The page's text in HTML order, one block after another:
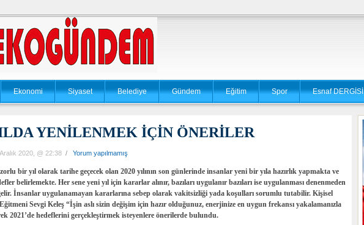
Ekonomi Siyaset Belediye Gündem Eğitim Spor Esnaf DERGİSİ
YENİLENMEK İÇİN ÖNERİLER
2020, @ 22:38 / Yorum yapılmamış
bir yıl olarak tarihe geçecek olan 2020 yılının son günlerinde insanlar yeni bir yıla hazırlık yapmakta ve
belirlemekte. Her sene yeni yıl için kararlar alınır, bazıları uygulanır bazıları ise uygulanması denenmeden
İnsanlar uygulanamayan kararlarına sebep olarak vakitsizliği yada koşulları sorumlu tutabilir. Kişisel
Sevgi Keleş “İşin aslı sizin değişim için hazır olduğunuz, enerjinize en uygun frekansı yakalamanızla
2021’de hedeflerini gerçekleştirmek isteyenlere önerilerde bulundu.